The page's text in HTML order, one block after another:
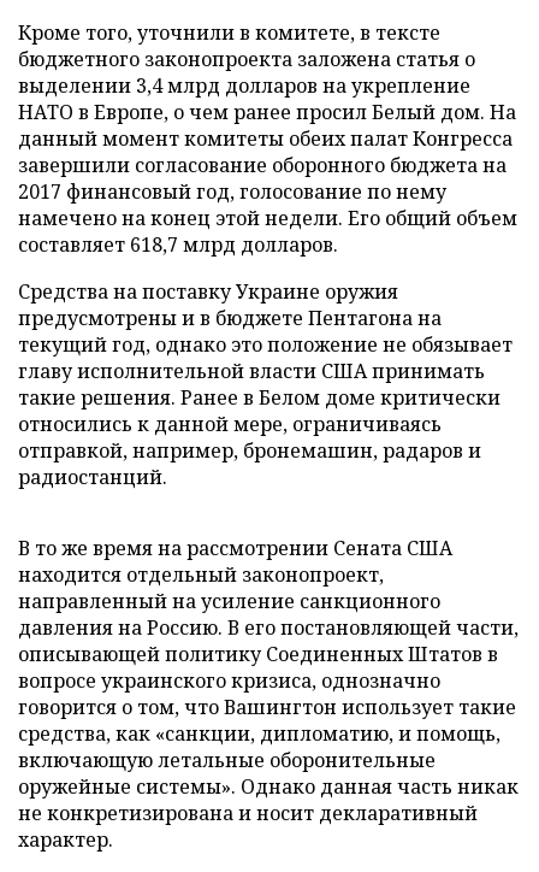
Кроме того, уточнили в комитете, в тексте
бюджетного законопроекта заложена статья о
выделении 3,4 млрд долларов на укрепление
НАТО в Европе, о чем ранее просил Белый дом. На
данный момент комитеты обеих палат Конгресса
завершили согласование оборонного бюджета на
2017 финансовый год, голосование по нему
намечено на конец этой недели. Его общий объем
составляет 618,7 млрд долларов.
Средства на поставку Украине оружия
предусмотрены и в бюджете Пентагона на
текущий год, однако это положение не обязывает
главу исполнительной власти США принимать
такие решения. Ранее в Белом доме критически
относились к данной мере, ограничиваясь
отправкой, например, бронемашин, радаров и
радиостанций.
В то же время на рассмотрении Сената США
находится отдельный законопроект,
направленный на усиление санкционного
давления на Россию. В его постановляющей части,
описывающей политику Соединенных Штатов в
вопросе украинского кризиса, однозначно
говорится о том, что Вашингтон использует такие
средства, как «санкции, дипломатию, и помощь,
включающую летальные оборонительные
оружейные системы». Однако данная часть никак
не конкретизирована и носит декларативный
характер.